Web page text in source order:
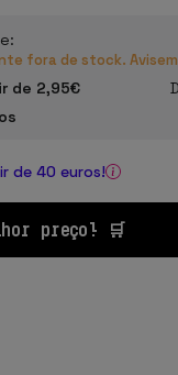
fora de stock.
de 2,95€
de 40 euros!
preço! 🛒